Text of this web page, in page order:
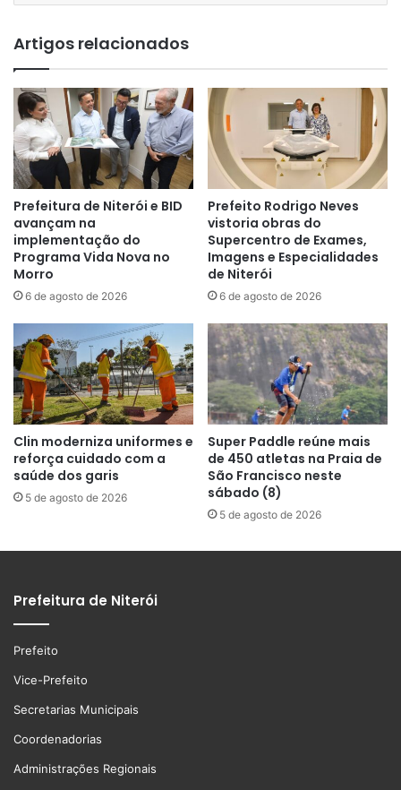
Artigos relacionados
Prefeitura de Niterói e BID
avançam na
implementação do
Programa Vida Nova no
Morro
6 de agosto de 2026
Prefeito Rodrigo Neves
vistoria obras do
Supercentro de Exames,
Imagens e Especialidades
de Niterói
6 de agosto de 2026
Clin moderniza uniformes e
reforça cuidado com a
saúde dos garis
5 de agosto de 2026
Super Paddle reúne mais
de 450 atletas na Praia de
São Francisco neste
sábado (8)
5 de agosto de 2026
Prefeitura de Niterói
Prefeito
Vice-Prefeito
Secretarias Municipais
Coordenadorias
Administrações Regionais